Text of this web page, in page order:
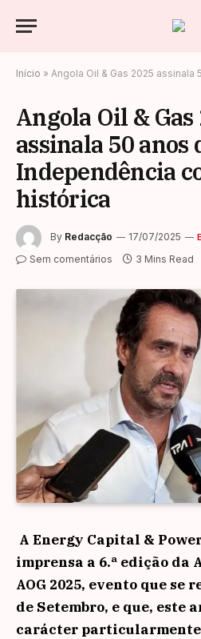
Início » Angola Oil & Gas 2025 assinala 50 anos
Angola Oil & Gas
assinala 50 anos
Independência
histórica
By Redacção 17/07/2025
Sem comentários 3 Mins Read
A Energy Capital &
imprensa a 6.ª edição da
AOG 2025, evento que se
de Setembro, e que, este
carácter particularmente